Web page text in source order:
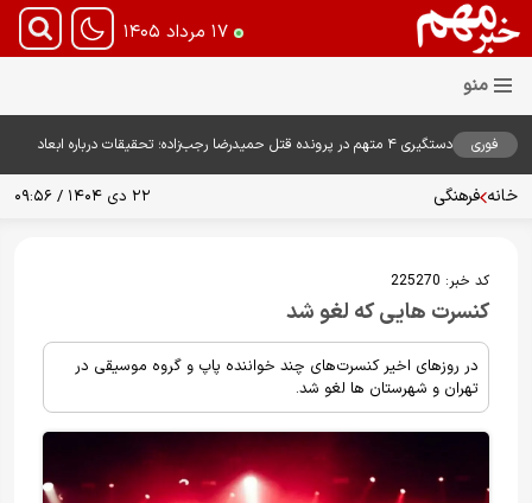
۱۷ مرداد ۱۴۰۵
فوری
دستگیری ۴ متهم در پرونده قتل حمیدرضا رجب‌زاده؛ تحقیقات درباره ابعاد
خانه فرهنگی ۲۲ دی ۱۴۰۴ / ۰۹:۵۶
کد خبر: 225270
کنسرت هایی که لغو شد
در روزهای اخیر کنسرت‌های چند خواننده پاپ و گروه موسیقی در
تهران و شهرستان ها لغو شد.